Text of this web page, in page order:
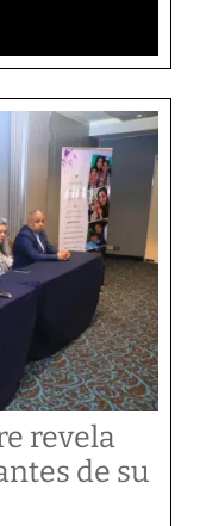
revela
de su